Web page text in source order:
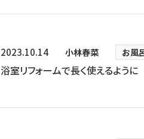
2023.10.14 小林春菜 お風
浴室リフォームで長く使えるように